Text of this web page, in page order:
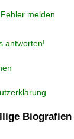
melden
antworten!
Biografien